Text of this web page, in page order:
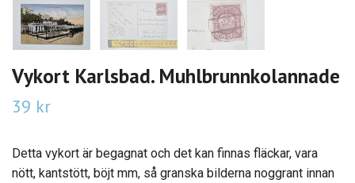
Vykort Karlsbad. Muhlbrunnkolannade
39 kr
Detta vykort är begagnat och det kan finnas fläckar, vara
nött, kantstött, böjt mm, så granska bilderna noggrant innan